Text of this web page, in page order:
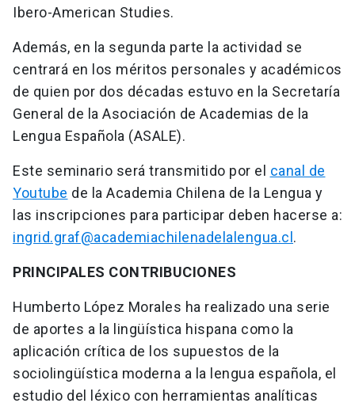
Ibero-American Studies.
Además, en la segunda parte la actividad se
centrará en los méritos personales y académicos
de quien por dos décadas estuvo en la Secretaría
General de la Asociación de Academias de la
Lengua Española (ASALE).
Este seminario será transmitido por el canal de
Youtube de la Academia Chilena de la Lengua y
las inscripciones para participar deben hacerse a:
ingrid.graf@academiachilenadelalengua.cl .
PRINCIPALES CONTRIBUCIONES
Humberto López Morales ha realizado una serie
de aportes a la lingüística hispana como la
aplicación crítica de los supuestos de la
sociolingüística moderna a la lengua española, el
estudio del léxico con herramientas analíticas